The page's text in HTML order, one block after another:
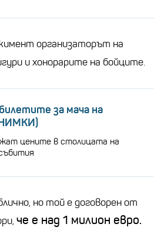
организаторът на
и хонорарите на бойците.
за мача на
цените в столицата на
но той е договорен от
че е над 1 милион евро.